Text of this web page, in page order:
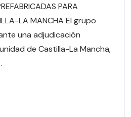
PARA
LA MANCHA El grupo
una adjudicación
de Castilla-La Mancha,